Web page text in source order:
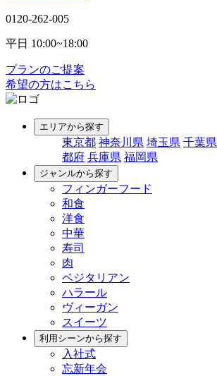
0120-262-005
平日 10:00~18:00
プランのご提案
希望の方はこちら
エリアから探す
東京都 神奈川県 埼玉県 千葉県
都府 兵庫県 福岡県
ジャンルから探す
フィンガーフード
和食
洋食
中華
寿司
肉
ベジタリアン
ハラール
ヴィーガン
スイーツ
利用シーンから探す
入社式
忘新年会